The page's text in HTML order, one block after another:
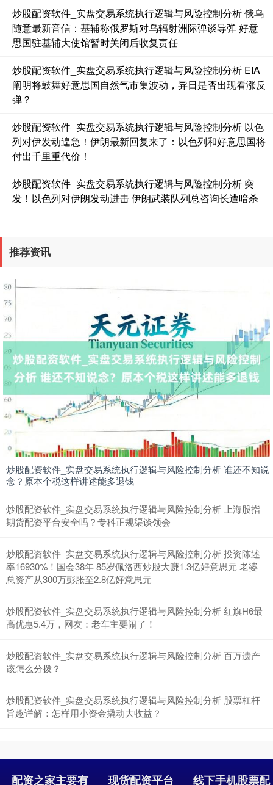
国债指数 229.59 -0.00 0.00%
期指IC0 7730.00 -1.00 -0.01%
深证成指 14110.12 -34.08
北证50
炒股配资软件_实盘交易系统执行逻辑与风险控制分析 俄乌
随意最新音信：基辅称俄罗斯对乌辐射洲际弹谈导弹 好意
思国驻基辅大使馆暂时关闭后收复责任
炒股配资软件_实盘交易系统执行逻辑与风险控制分析 EIA
阐明将鼓舞好意思国自然气市集波动，异日是否出现看涨反
弹？
炒股配资软件_实盘交易系统执行逻辑与风险控制分析 以色
列对伊发动遑急！伊朗最新回复来了：以色列和好意思国将
付出千里重代价！
炒股配资软件_实盘交易系统执行逻辑与风险控制分析 突
发！以色列对伊朗发动进击 伊朗武装队列总咨询长遭暗杀
推荐资讯
炒股配资软件_实盘交易系统执行逻辑与风险控制分析 谁还不知说
念？原本个税这样讲述能多退钱
炒股配资软件_实盘交易系统执行逻辑与风险控制分析 上海股指
期货配资平台安全吗？专科正规渠谈领会
炒股配资软件_实盘交易系统执行逻辑与风险控制分析 投资陈述
率16930%！国会38年 85岁佩洛西炒股大赚1.3亿好意思元 老婆
总资产从300万彭胀至2.8亿好意思元
炒股配资软件_实盘交易系统执行逻辑与风险控制分析 红旗H6最
高优惠5.4万，网友：老车主要闹了！
炒股配资软件_实盘交易系统执行逻辑与风险控制分析 百万遗产
该怎么分拨？
炒股配资软件_实盘交易系统执行逻辑与风险控制分析 股票杠杆
旨趣详解：怎样用小资金撬动大收益？
配资之家主要有 现货配资平台 线下手机股票配